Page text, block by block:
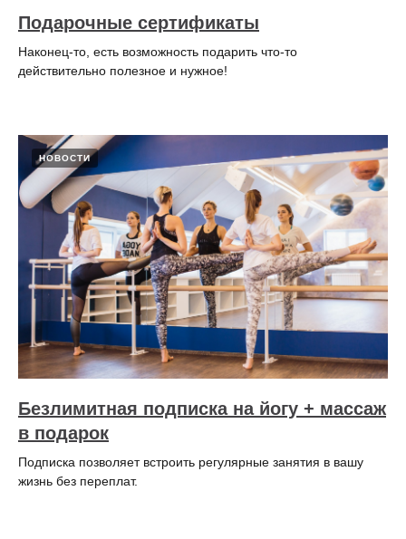
Подарочные сертификаты
Наконец-то, есть возможность подарить что-то
действительно полезное и нужное!
НОВОСТИ
Безлимитная подписка на йогу + массаж
в подарок
Подписка позволяет встроить регулярные занятия в вашу
жизнь без переплат.